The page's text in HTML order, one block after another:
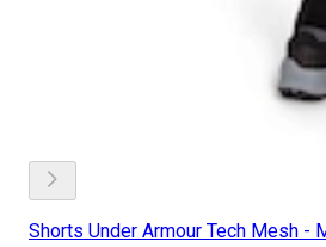
Shorts Under Armour Tech Mesh -